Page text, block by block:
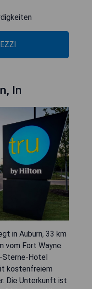
In
in Auburn, 33 km
vom Fort Wayne
Sterne-Hotel
kostenfreiem
Die Unterkunft ist